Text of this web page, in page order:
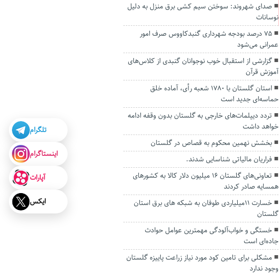
صدای شهروند: سوختن سیم کشی برق منزل به دلیل
نوسانات
۷۵ درصد بودجه شهرداری گنبدکاووس صرف امور
عمرانی‌ می‌شود
گزارشی از استقبال خوب نوجوانان گنبدی از کلاس‌های
آموزش قرآن
استان گلستان با ۱۷۸۰ شعبه رأی، آماده خلق
حماسه‌ای جدید است
تردد دیپلمات‌های خارجی به گلستان بدون وقفه ادامه
خواهد داشت
بخشش نهمین محکوم به قصاص در گلستان
فراریان مالیاتی شناسایی شدند.
تعاونی‌های گلستان ۱۶ میلیون دلار کالا به کشورهای
همسایه صادر کردند
خسارت ۱۱میلیاردی طوفان به شبکه های برق استان
گلستان
خستگی و خواب‌آلودگی مهمترین عوامل حوادث
جاده‌ای است
مشکلی برای تامین کود مورد نیاز زراعت پاییزه گلستان
وجود ندارد
تلگرام
اینستاگرام
آپارات
ایکس